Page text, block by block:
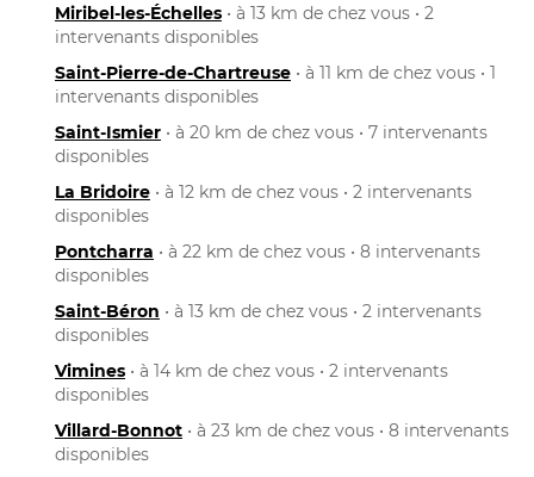
Miribel-les-Échelles • à 13 km de chez vous • 2
intervenants disponibles
Saint-Pierre-de-Chartreuse • à 11 km de chez vous • 1
intervenants disponibles
Saint-Ismier • à 20 km de chez vous • 7 intervenants
disponibles
La Bridoire • à 12 km de chez vous • 2 intervenants
disponibles
Pontcharra • à 22 km de chez vous • 8 intervenants
disponibles
Saint-Béron • à 13 km de chez vous • 2 intervenants
disponibles
Vimines • à 14 km de chez vous • 2 intervenants
disponibles
Villard-Bonnot • à 23 km de chez vous • 8 intervenants
disponibles